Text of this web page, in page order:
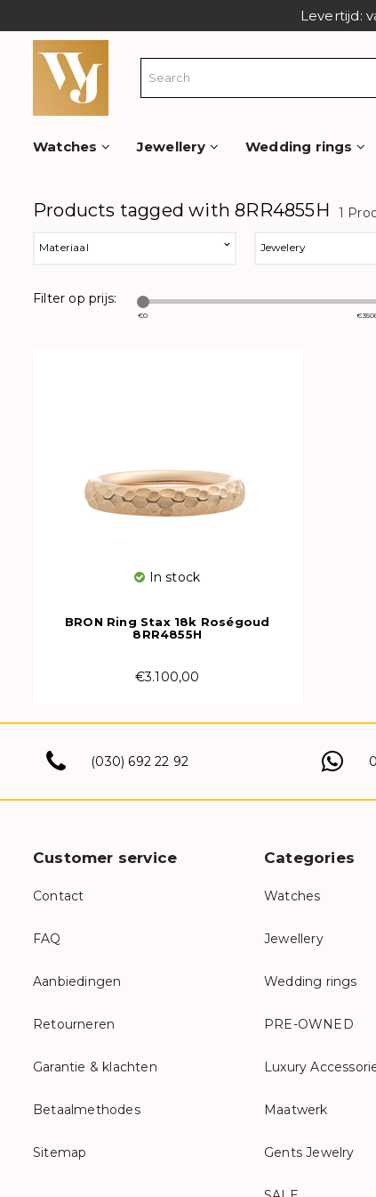
Levertijd:
Watches Jewellery Wedding rings
Products tagged with 8RR4855H 1
Materiaal Jewelery
Filter op prijs:
€0 €
In stock
BRON Ring Stax 18k Roségoud
8RR4855H
€3.100,00
(030) 692 22 92
Customer service
Contact
FAQ
Aanbiedingen
Retourneren
Garantie & klachten
Betaalmethodes
Sitemap
Categories
Watches
Jewellery
Wedding rings
PRE-OWNED
Luxury
Maatwerk
Gents Jewelry